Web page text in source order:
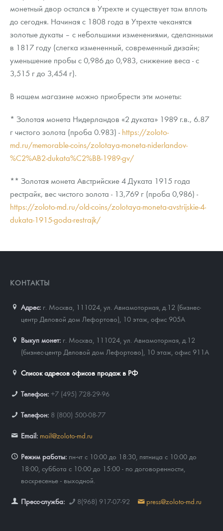
монетный двор остался в Утрехте и существует там вплоть
до сегодня. Начиная с 1808 года в Утрехте чеканятся
золотые дукаты – с небольшими изменениями, сделанными
в 1817 году (слегка измененный, современный дизайн;
уменьшение пробы с 0,986 до 0,983, снижение веса - с
3,515 г до 3,454 г).
В нашем магазине можно приобрести эти монеты:
* Золотая монета Нидерландов «2 дуката» 1989 г.в., 6.87
г чистого золота (проба 0.983) - https://zoloto-
md.ru/memorable-coins/zolotaya-moneta-niderlandov-
%C2%AB2-dukata%C2%BB-1989-gv/
** Золотая монета Австрийские 4 Дуката 1915 года
рестрайк, вес чистого золота - 13,769 г (проба 0,986) -
https://zoloto-md.ru/old-coins/zolotaya-moneta-avstrijskie-4-
dukata-1915-goda-restrajk/
КОНТАКТЫ
Адрес: г. Москва, 111024 ул. Авиамоторная, д.12 (бизнес-
центр Деловой дом Лефортово), 10 этаж, офис 905А
Выкуп монет: г. Москва, 111024, ул. Авиамоторная, д.12
(бизнес-центр Деловой дом Лефортово), 10 этаж, офис 911А
Список адресов офисов продаж в РФ
Телефон: +7 (495) 728-29-96
Телефон: 8 (800) 500-08-77
Email: mail@zoloto-md.ru
Режим работы: пн-чт с 10:00 до 18:30, пятница с 10:00 до
18:00, суббота с 10:00 до 15:00 - по договоренности,
воскресенье - выходной.
Пресс-служба: 8(968) 917-07-92 press@zoloto-md.ru